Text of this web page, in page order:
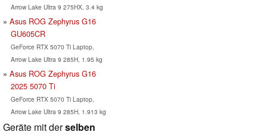
Arrow Lake Ultra 9 275HX, 3.4 kg
Asus ROG Zephyrus G16
GU605CR
GeForce RTX 5070 Ti Laptop,
Arrow Lake Ultra 9 285H, 1.95 kg
Asus ROG Zephyrus G16
2025 5070 Ti
GeForce RTX 5070 Ti Laptop,
Arrow Lake Ultra 9 285H, 1.913 kg
Geräte mit derselben